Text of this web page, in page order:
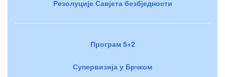
Резолуције Савјета безбједности
Програм 5+2
Супервизија у Брчком